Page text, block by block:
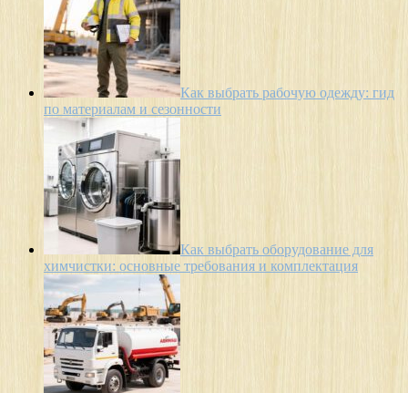
Как выбрать рабочую одежду: гид
по материалам и сезонности
Как выбрать оборудование для
химчистки: основные требования и комплектация